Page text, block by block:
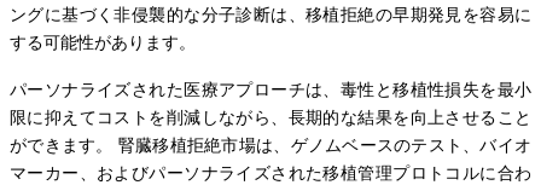
ングに基づく非侵襲的な分子診断は、移植拒絶の早期発見を容易に
する可能性があります。
パーソナライズされた医療アプローチは、毒性と移植性損失を最小
限に抑えてコストを削減しながら、長期的な結果を向上させること
ができます。 腎臓移植拒絶市場は、ゲノムベースのテスト、バイオ
マーカー、およびパーソナライズされた移植管理プロトコルに合わ